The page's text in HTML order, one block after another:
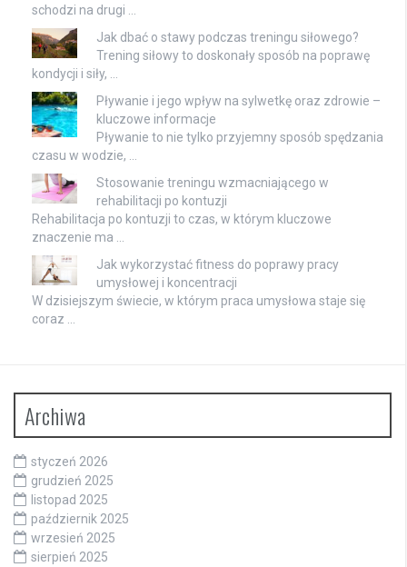
schodzi na drugi …
Jak dbać o stawy podczas treningu siłowego?
Trening siłowy to doskonały sposób na poprawę
kondycji i siły, …
Pływanie i jego wpływ na sylwetkę oraz zdrowie –
kluczowe informacje
Pływanie to nie tylko przyjemny sposób spędzania
czasu w wodzie, …
Stosowanie treningu wzmacniającego w
rehabilitacji po kontuzji
Rehabilitacja po kontuzji to czas, w którym kluczowe
znaczenie ma …
Jak wykorzystać fitness do poprawy pracy
umysłowej i koncentracji
W dzisiejszym świecie, w którym praca umysłowa staje się
coraz …
Archiwa
styczeń 2026
grudzień 2025
listopad 2025
październik 2025
wrzesień 2025
sierpień 2025